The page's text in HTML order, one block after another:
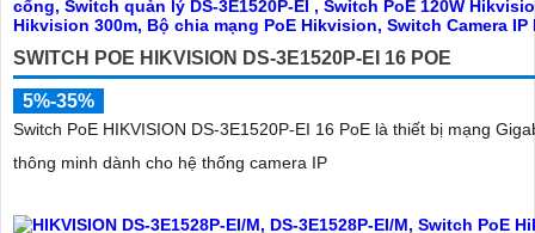
SWITCH POE HIKVISION DS-3E1520P-EI 16 POE
5%-35%
Switch PoE HIKVISION DS-3E1520P-EI 16 PoE là thiết bị mạng
thông minh dành cho hệ thống camera IP